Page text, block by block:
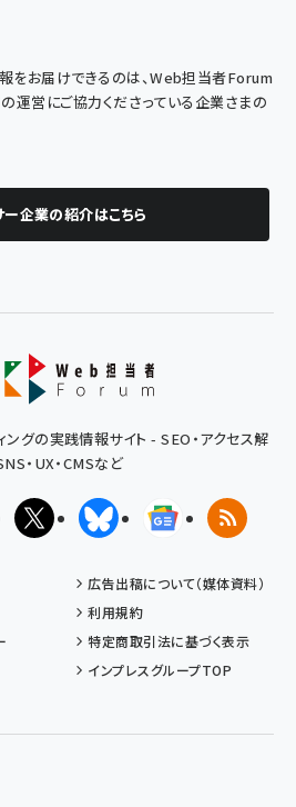
をお届けできるのは、Web担当者Forum
運営にご協力くださっている企業さまの
企業の紹介はこちら
グの実践情報サイト - SEO・アクセス解
・UX・CMSなど
X(エックス)BlueskyGoogleニュ
RSS
広告出稿について（媒体資料）
利用規約
特定商取引法に基づく表示
インプレスグループTOP